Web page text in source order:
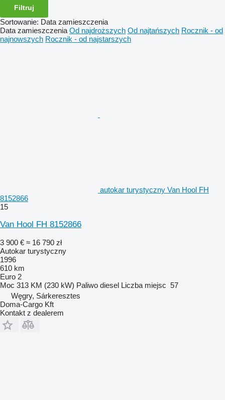
Filtruj
Sortowanie: Data zamieszczenia
Data zamieszczenia Od najdroższych Od najtańszych Rocznik - od
najnowszych Rocznik - od najstarszych
autokar turystyczny Van Hool FH
8152866
15
Van Hool FH 8152866
3 900 € ≈ 16 790 zł
Autokar turystyczny
1996
610 km
Euro 2
Moc 313 KM (230 kW) Paliwo diesel Liczba miejsc 57
Węgry, Sárkeresztes
Doma-Cargo Kft
Kontakt z dealerem